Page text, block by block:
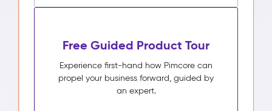
Free Guided Product Tour
Experience first-hand how Pimcore can
propel your business forward, guided by
an expert.